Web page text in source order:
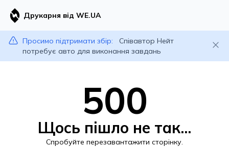
Друкарня від WE.UA
Просимо підтримати збір:
Співавтор Нейт
потребує авто для виконання завдань
500
Щось пішло не так...
Спробуйте перезавантажити сторінку.